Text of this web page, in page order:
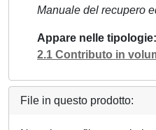
Manuale del recupero
Appare nelle tipologie
2.1 Contributo in
File in questo prodotto: